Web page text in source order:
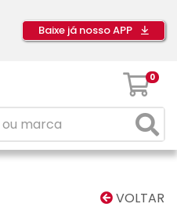
Baixe já nosso APP
0
VOLTAR